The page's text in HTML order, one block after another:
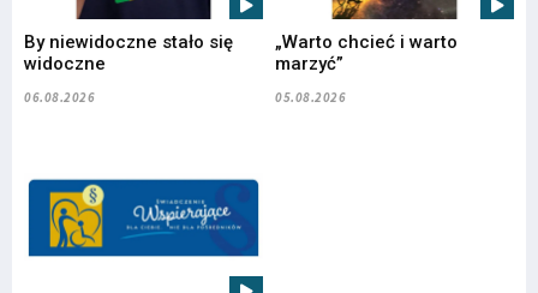
By niewidoczne stało się
widoczne
06.08.2026
„Warto chcieć i warto
marzyć”
05.08.2026